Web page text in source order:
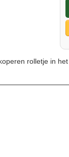
rolletje in